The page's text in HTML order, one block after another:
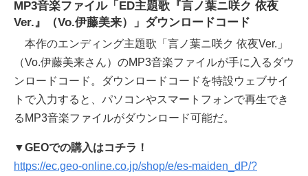
MP3音楽ファイル「ED主題歌『言ノ葉ニ咲ク 依夜
Ver.』（Vo.伊藤美来）」ダウンロードコード
本作のエンディング主題歌「言ノ葉ニ咲ク 依夜Ver.」
（Vo.伊藤美来さん）のMP3音楽ファイルが手に入るダウ
ンロードコード。ダウンロードコードを特設ウェブサイ
トで入力すると、パソコンやスマートフォンで再生でき
るMP3音楽ファイルがダウンロード可能だ。
▼GEOでの購入はコチラ！
https://ec.geo-online.co.jp/shop/e/es-maiden_dP/?